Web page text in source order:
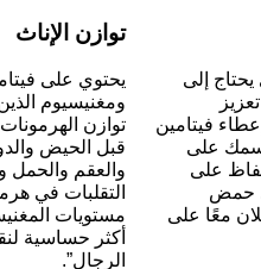
إلى
فيتامين
جسمك على
على
حمض
ب ١٢ يعملان معًا على
توازن الإناث
يحتوي على
ومغنيسيوم
توازن
قبل الحيض
والعقم والحمل
التقلبات في
مستويات
أكثر حساسية
الرجال”.